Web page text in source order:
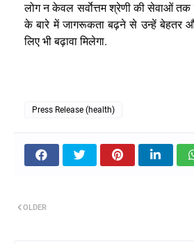
लोग न केवल सर्वाेत्तम श्रेणी की सेवाओं तक
के बारे में जागरूकता बढ़ने से उन्हें बेहतर
लिए भी बढ़ावा मिलेगा.
Press Release (health)
OLDER